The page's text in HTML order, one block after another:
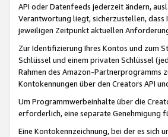
API oder Datenfeeds jederzeit ändern,
Verantwortung liegt, sicherzustellen, dass
jeweiligen Zeitpunkt aktuellen
Zur Identifizierung Ihres Kontos und zum
Schlüssel und einem privaten Schlüssel
Rahmen des Amazon-Partnerprogramms
Kontokennungen über den Creators API
Um Programmwerbeinhalte über die
erforderlich, eine separate Genehmigung
Eine Kontokennzeichnung, bei der es sich